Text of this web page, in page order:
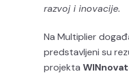
razvoj i inovacije.
Na Multiplier
predstavljeni su
projekta